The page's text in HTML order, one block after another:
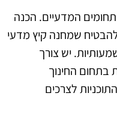
המדעיים. הכנה
שמחנה קיץ מדעי
יש צורך
החינוך
לצרכים